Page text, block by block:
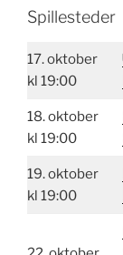
Spillesteder
17. oktober
kl 19:00
18. oktober
kl 19:00
19. oktober
kl 19:00